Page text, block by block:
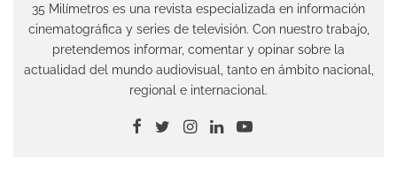
35 Milímetros es una revista especializada en información
cinematográfica y series de televisión. Con nuestro trabajo,
pretendemos informar, comentar y opinar sobre la
actualidad del mundo audiovisual, tanto en ámbito nacional,
regional e internacional.